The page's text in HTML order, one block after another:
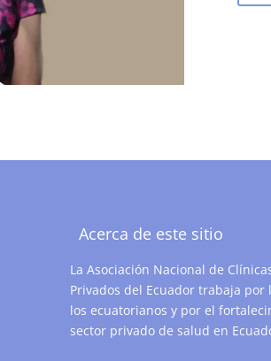
Acerca de este sitio
La Asociación Nacional de
Privados del Ecuador trabaja por
los ecuatorianos y por el
sector privado de salud en